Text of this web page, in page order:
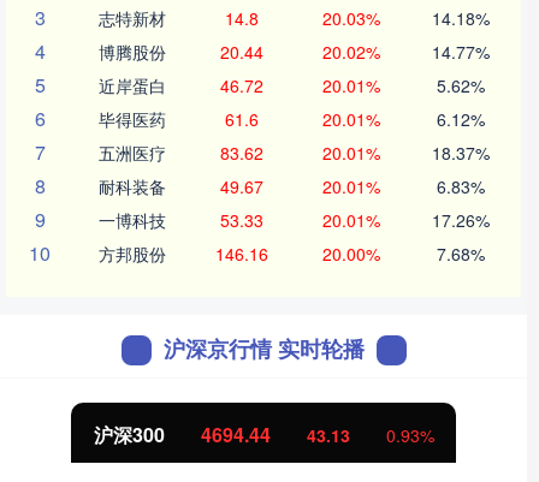
3 志特新材 14.8 20.03% 14.18%
4 博腾股份 20.44 20.02% 14.77%
5 近岸蛋白 46.72 20.01% 5.62%
6 毕得医药 61.6 20.01% 6.12%
7 五洲医疗 83.62 20.01% 18.37%
8 耐科装备 49.67 20.01% 6.83%
9 一博科技 53.33 20.01% 17.26%
10 方邦股份 146.16 20.00% 7.68%
沪深京行情 实时轮播
沪深300 4694.44 43.13 0.93%